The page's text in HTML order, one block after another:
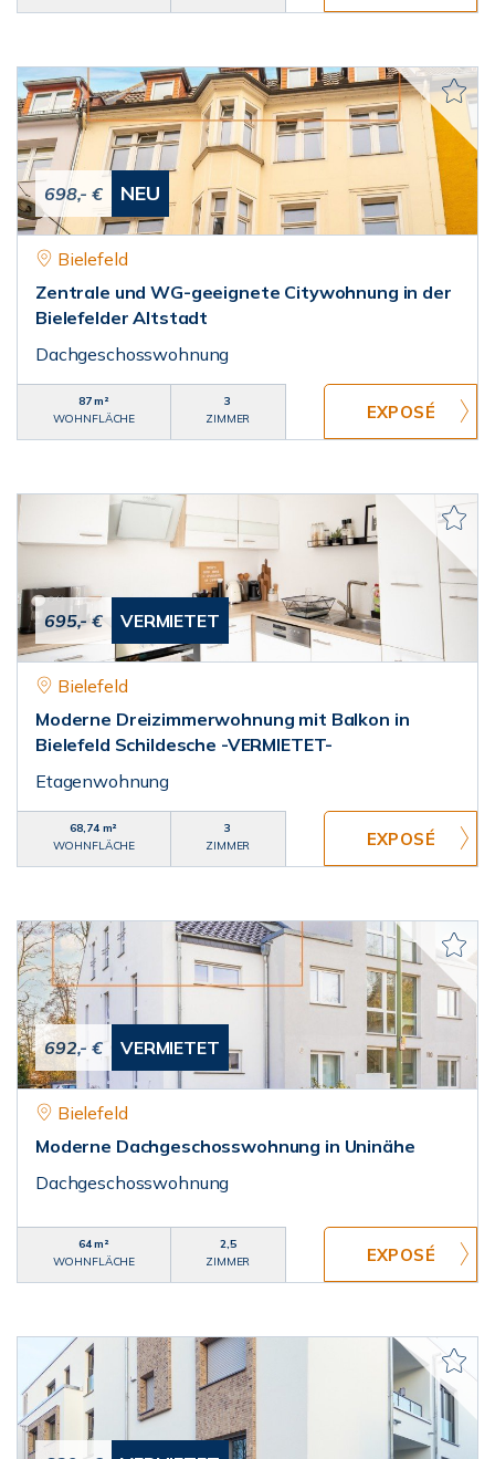
698,- € NEU
Bielefeld
Zentrale und WG-geeignete Citywohnung in der
Bielefelder Altstadt
Dachgeschosswohnung
87 m²
WOHNFLÄCHE
3
ZIMMER
695,- € VERMIETET
Bielefeld
Moderne Dreizimmerwohnung mit Balkon in
Bielefeld Schildesche -VERMIETET-
Etagenwohnung
68,74 m²
WOHNFLÄCHE
3
ZIMMER
692,- € VERMIETET
Bielefeld
Moderne Dachgeschosswohnung in Uninähe
Dachgeschosswohnung
64 m²
WOHNFLÄCHE
2,5
ZIMMER